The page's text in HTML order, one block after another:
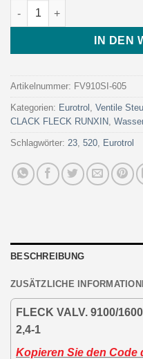
FLECK VALV. 9100/1600
IN DEN
Artikelnummer: FV910SI-605
Kategorien: Eurotrol , Ventile
CLACK FLECK RUNXIN,
Schlagwörter: 23, 520, Eurotrol
BESCHREIBUNG
ZUSÄTZLICHE
FLECK VALV. 9100/
2,4-1
Kopieren Sie den Code